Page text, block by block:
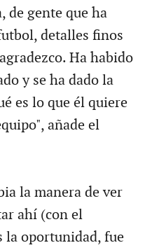
de gente que ha
detalles finos
Ha habido
y se ha dado la
es lo que él quiere
añade el
la manera de ver
ahí (con el
la oportunidad, fue